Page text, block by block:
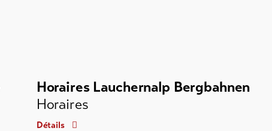
Horaires Lauchernalp Bergbahnen
Horaires
Détails